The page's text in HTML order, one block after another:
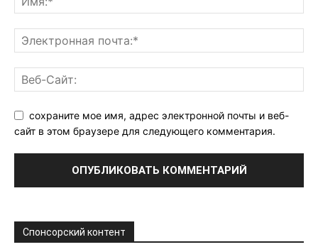
сохраните мое имя, адрес электронной почты и веб-
сайт в этом браузере для следующего комментария.
Спонсорский контент